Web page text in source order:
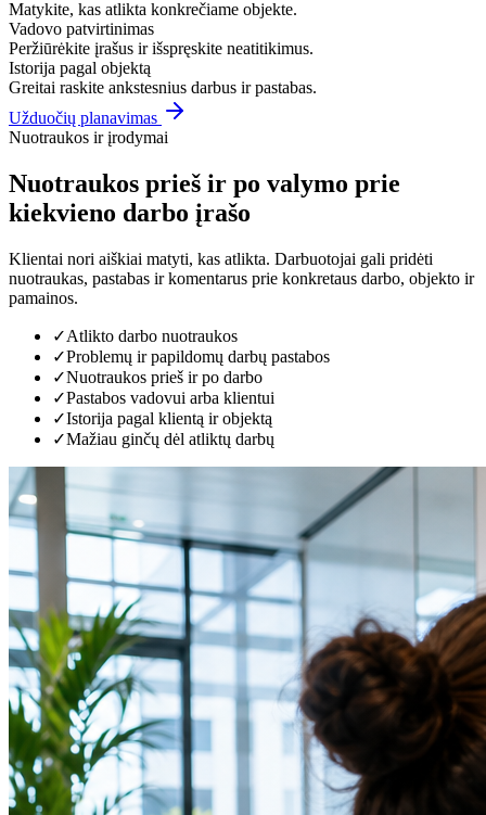
Matykite, kas atlikta konkrečiame objekte.
Vadovo patvirtinimas
Peržiūrėkite įrašus ir išspręskite neatitikimus.
Istorija pagal objektą
Greitai raskite ankstesnius darbus ir pastabas.
Užduočių planavimas
Nuotraukos ir įrodymai
Nuotraukos prieš ir po valymo prie
kiekvieno darbo įrašo
Klientai nori aiškiai matyti, kas atlikta. Darbuotojai gali pridėti
nuotraukas, pastabas ir komentarus prie konkretaus darbo, objekto ir
pamainos.
✓Atlikto darbo nuotraukos
✓Problemų ir papildomų darbų pastabos
✓Nuotraukos prieš ir po darbo
✓Pastabos vadovui arba klientui
✓Istorija pagal klientą ir objektą
✓Mažiau ginčų dėl atliktų darbų